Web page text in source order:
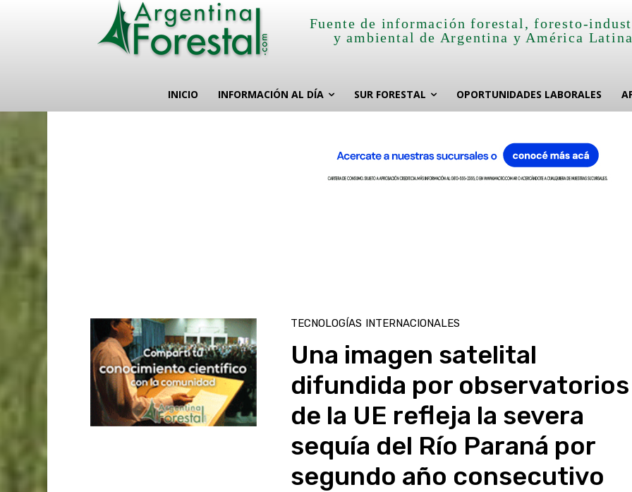
Fuente de información forestal, foresto-
y ambiental de Argentina y América
INICIO INFORMACIÓN AL DÍA SUR FORESTAL OPORTUNIDADES LABORALES
TECNOLOGÍAS INTERNACIONALES
Una imagen satelital
difundida por observatorios
de la UE refleja la severa
sequía del Río Paraná por
segundo año consecutivo